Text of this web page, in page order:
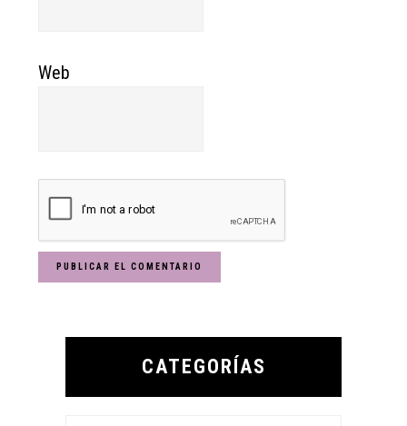
Web
Primary
CATEGORÍAS